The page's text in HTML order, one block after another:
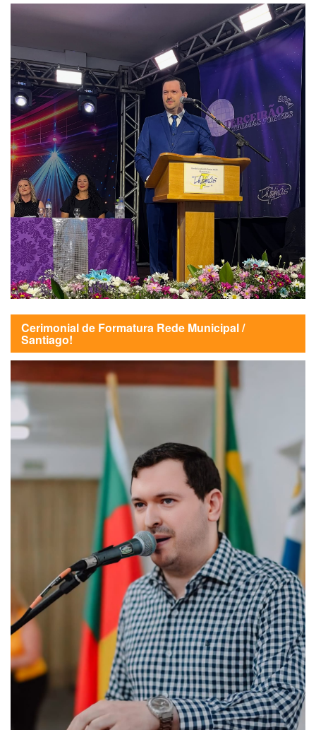
Cerimonial de Formatura Rede Municipal /
Santiago!